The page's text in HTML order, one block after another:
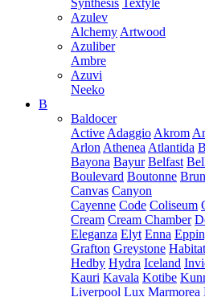
Synthesis Textyle
Azulev
Alchemy Artwood
Azuliber
Ambre
Azuvi
Neeko
B
Baldocer
Active Adaggio Akrom
Arlon Athenea Atlantida
Bayona Bayur Belfast
Boulevard Boutonne
Canvas Canyon
Cayenne Code Coliseum
Cream Cream Chamber
Eleganza Elyt Enna
Grafton Greystone Habitat
Hedby Hydra Iceland
Kauri Kavala Kotibe
Liverpool Lux Marmorea